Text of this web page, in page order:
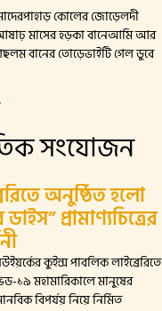
কোলের জোড়েলদী
মাসের হড়কা বানেআমি আর
বানের তোড়েভাইটি গেল ডুবে
সংযোজন
অনুষ্ঠিত হলো
প্রামাণ্যচিত্রের
কুইন্স পাবলিক লাইব্রেরিতে
১৯ মহামারিকালে মানুষের
বিপর্যয় নিয়ে নির্মিত